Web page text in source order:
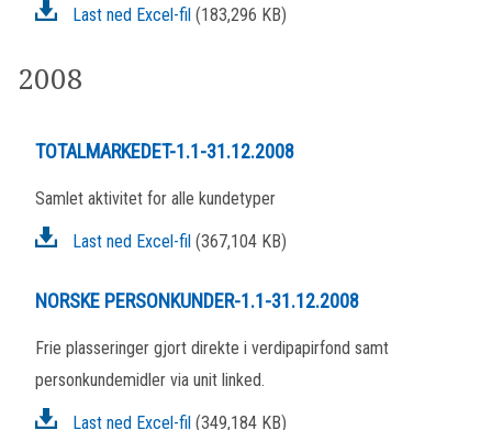
Last ned Excel-fil (183,296 KB)
2008
TOTALMARKEDET-1.1-31.12.2008
Samlet aktivitet for alle kundetyper
Last ned Excel-fil (367,104 KB)
NORSKE PERSONKUNDER-1.1-31.12.2008
Frie plasseringer gjort direkte i verdipapirfond samt
personkundemidler via unit linked.
Last ned Excel-fil (349,184 KB)